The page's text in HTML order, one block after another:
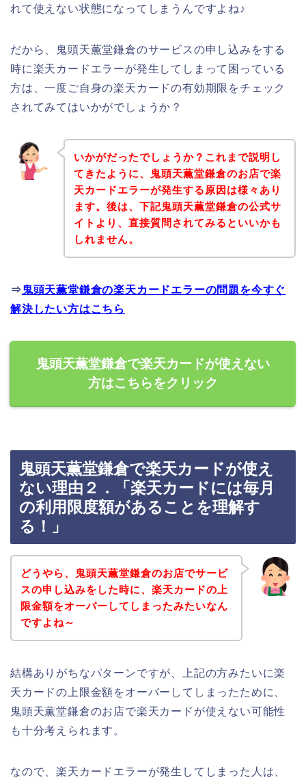
れて使えない状態になってしまうんですよね♪
だから、鬼頭天薫堂鎌倉のサービスの申し込みをする
時に楽天カードエラーが発生してしまって困っている
方は、一度ご自身の楽天カードの有効期限をチェック
されてみてはいかがでしょうか？
いかがだったでしょうか？これまで説明し
てきたように、鬼頭天薫堂鎌倉のお店で楽
天カードエラーが発生する原因は様々あり
ます。後は、下記鬼頭天薫堂鎌倉の公式サ
イトより、直接質問されてみるといいかも
しれません。
⇒ 鬼頭天薫堂鎌倉の楽天カードエラーの問題を今すぐ
解決したい方はこちら
鬼頭天薫堂鎌倉で楽天カードが使えない
方はこちらをクリック
鬼頭天薫堂鎌倉で楽天カードが使え
ない理由２．「楽天カードには毎月
の利用限度額があることを理解す
る！」
どうやら、鬼頭天薫堂鎌倉のお店でサービ
スの申し込みをした時に、楽天カードの上
限金額をオーバーしてしまったみたいなん
ですよね～
結構ありがちなパターンですが、上記の方みたいに楽
天カードの上限金額をオーバーしてしまったために、
鬼頭天薫堂鎌倉のお店で楽天カードが使えない可能性
も十分考えられます。
なので、楽天カードエラーが発生してしまった人は、